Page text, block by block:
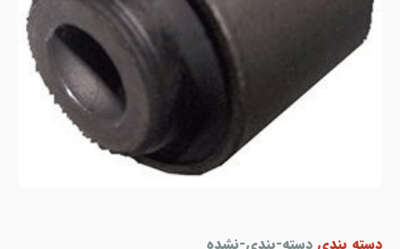
دسته بندی دسته-بندی-نشده